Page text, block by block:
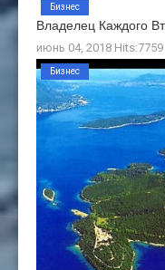
Владелец Каждого
июнь 04, 2018 Hits:7759
Бизнес
Бизнес